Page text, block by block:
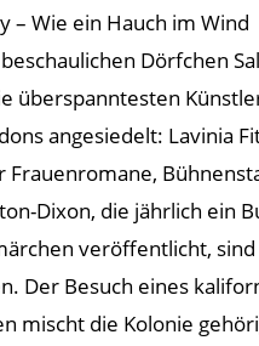
– Wie ein Hauch im Wind
Dörfchen
überspanntesten
angesiedelt: Lavinia
Frauenromane,
Dixon, die jährlich ein
veröffentlicht, sind
Der Besuch eines
mischt die Kolonie